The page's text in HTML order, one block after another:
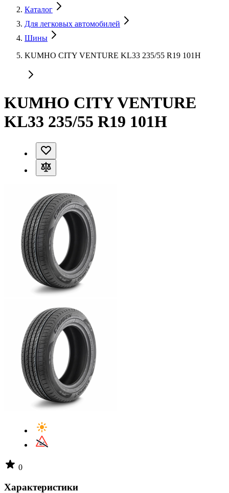
Каталог
Для легковых автомобилей
Шины
KUMHO CITY VENTURE KL33 235/55 R19 101H
KUMHO CITY VENTURE
KL33 235/55 R19 101H
0
Характеристики